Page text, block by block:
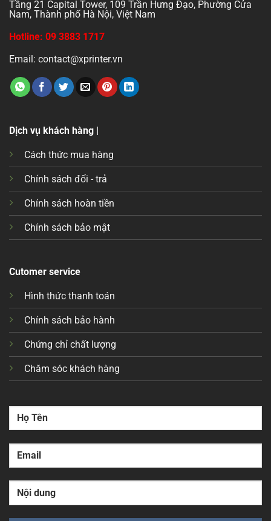
Tầng 21 Capital Tower, 109 Trần Hưng Đạo, Phường Cửa
Nam, Thành phố Hà Nội, Việt Nam
Hotline: 09 3883 1717
Email: contact@xprinter.vn
Dịch vụ khách hàng |
Cách thức mua hàng
Chính sách đổi - trả
Chính sách hoàn tiền
Chính sách bảo mật
Cutomer service
Hình thức thanh toán
Chính sách bảo hành
Chứng chỉ chất lượng
Chăm sóc khách hàng